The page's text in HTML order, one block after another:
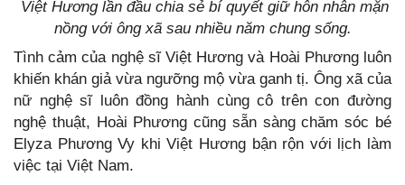
Việt Hương lần đầu chia sẻ bí quyết giữ hôn nhân mặn
nồng với ông xã sau nhiều năm chung sống.
Tình cảm của nghệ sĩ Việt Hương và Hoài Phương luôn
khiến khán giả vừa ngưỡng mộ vừa ganh tị. Ông xã của
nữ nghệ sĩ luôn đồng hành cùng cô trên con đường
nghệ thuật, Hoài Phương cũng sẵn sàng chăm sóc bé
Elyza Phương Vy khi Việt Hương bận rộn với lịch làm
việc tại Việt Nam.